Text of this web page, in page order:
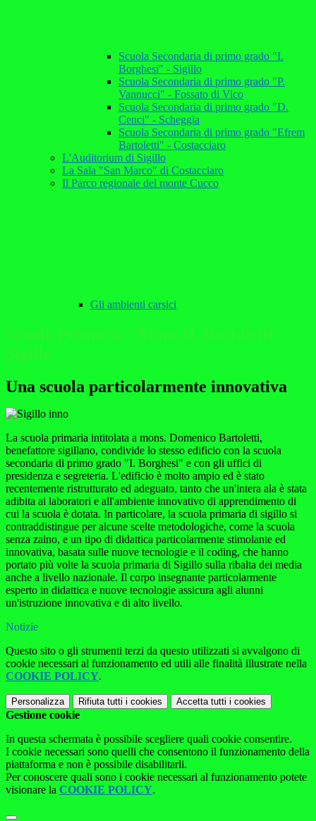
Scuola Secondaria di primo grado "I.
Borghesi" - Sigillo
Scuola Secondaria di primo grado "P.
Vannucci" - Fossato di Vico
Scuola Secondaria di primo grado "D.
Cenci" - Scheggia
Scuola Secondaria di primo grado "Efrem
Bartoletti" - Costacciaro
L'Auditorium di Sigillo
La Sala "San Marco" di Costacciaro
Il Parco regionale del monte Cucco
Gli ambienti carsici
Scuola Primaria "Mons D. Bartoletti"
Sigillo
Una scuola particolarmente innovativa
La scuola primaria intitolata a mons. Domenico Bartoletti,
benefattore sigillano, condivide lo stesso edificio con la scuola
secondaria di primo grado "I. Borghesi" e con gli uffici di
presidenza e segreteria. L'edificio è molto ampio ed è stato
recentemente ristrutturato ed adeguato, tanto che un'intera ala è stata
adibita ai laboratori e all'ambiente innovativo di apprendimento di
cui la scuola è dotata. In particolare, la scuola primaria di sigillo si
contraddistingue per alcune scelte metodologiche, come la scuola
senza zaino, e un tipo di didattica particolarmente stimolante ed
innovativa, basata sulle nuove tecnologie e il coding, che hanno
portato più volte la scuola primaria di Sigillo sulla ribalta dei media
anche a livello nazionale. Il corpo insegnante particolarmente
esperto in didattica e nuove tecnologie assicura agli alunni
un'istruzione innovativa e di alto livello.
Notizie
Questo sito o gli strumenti terzi da questo utilizzati si avvalgono di
cookie necessari al funzionamento ed utili alle finalità illustrate nella
COOKIE POLICY.
Personalizza Rifiuta tutti i cookies Accetta tutti i cookies
Gestione cookie
In questa schermata è possibile scegliere quali cookie consentire.
I cookie necessari sono quelli che consentono il funzionamento della
piattaforma e non è possibile disabilitarli.
Per conoscere quali sono i cookie necessari al funzionamento potete
visionare la COOKIE POLICY.